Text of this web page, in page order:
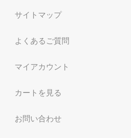
サイトマップ
よくあるご質問
マイアカウント
カートを見る
お問い合わせ